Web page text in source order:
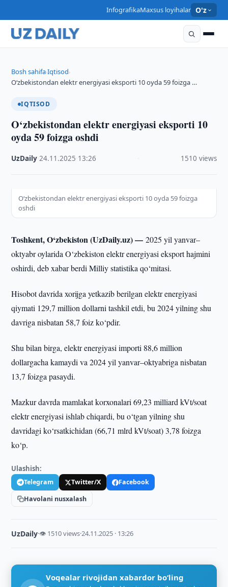
InfografikaMaxsus loyihalar O'z
Bosh sahifa›Iqtisod›
O‘zbekistondan elektr energiyasi eksporti 10 oyda 59 foizga …
IQTISOD
O‘zbekistondan elektr energiyasi eksporti 10
oyda 59 foizga oshdi
UzDaily ·24.11.2025 13:26 1510 views
O‘zbekistondan elektr energiyasi eksporti 10 oyda 59 foizga
oshdi
Toshkent, O‘zbekiston (UzDaily.uz) —2025 yil yanvar–
oktyabr oylarida O‘zbekiston elektr energiyasi eksport hajmini
oshirdi, deb xabar berdi Milliy statistika qo‘mitasi.
Hisobot davrida xorijga yetkazib berilgan elektr energiyasi
qiymati 129,7 million dollarni tashkil etdi, bu 2024 yilning shu
davriga nisbatan 58,7 foiz ko‘pdir.
Shu bilan birga, elektr energiyasi importi 88,6 million
dollargacha kamaydi va 2024 yil yanvar–oktyabriga nisbatan
13,7 foizga pasaydi.
Mazkur davrda mamlakat korxonalari 69,23 milliard kVt/soat
elektr energiyasi ishlab chiqardi, bu o‘tgan yilning shu
davridagi ko‘rsatkichidan (66,71 mlrd kVt/soat) 3,78 foizga
ko‘p.
Ulashish:
Telegram Twitter/X
Facebook
Havolani nusxalash
UzDaily·👁 1510 views·24.11.2025 · 13:26
Voqealar rivojidan xabardor bo‘ling